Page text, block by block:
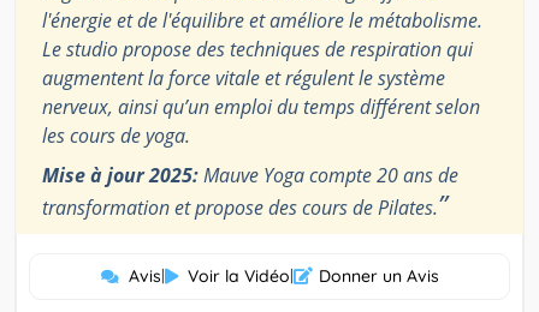
l'énergie et de l'équilibre et améliore le métabolisme.
Le studio propose des techniques de respiration qui
augmentent la force vitale et régulent le système
nerveux, ainsi qu’un emploi du temps différent selon
les cours de yoga.
Mise à jour 2025:Mauve Yoga compte 20 ans de
transformation et propose des cours de Pilates.”
Avis| Voir la Vidéo| Donner un Avis